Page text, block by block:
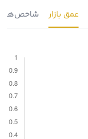
عمق بازار شاخص‌ها